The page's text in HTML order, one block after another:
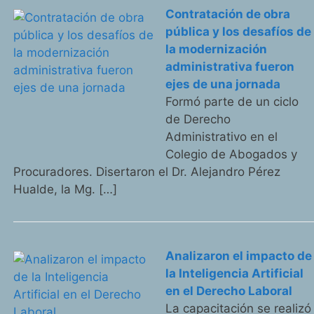
Contratación de obra
pública y los desafíos de
la modernización
administrativa fueron
ejes de una jornada
Formó parte de un ciclo
de Derecho
Administrativo en el
Colegio de Abogados y
Procuradores. Disertaron el Dr. Alejandro Pérez
Hualde, la Mg. […]
Analizaron el impacto de
la Inteligencia Artificial
en el Derecho Laboral
La capacitación se realizó